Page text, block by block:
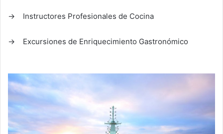
→ Instructores Profesionales de Cocina
→ Excursiones de Enriquecimiento Gastronómico